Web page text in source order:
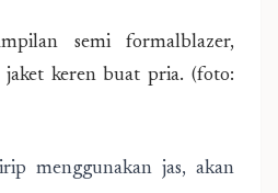
semi formalblazer,
jaket keren buat pria. (foto:
menggunakan jas, akan